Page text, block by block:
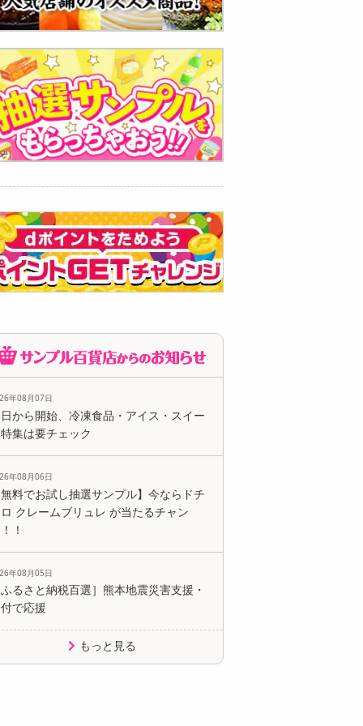
年08月07日
から開始、冷凍食品・アイス・スイー
集は要チェック
年08月06日
料でお試し抽選サンプル】今ならドチ
クレームブリュレ が当たるチャン
！
年08月05日
るさと納税百選］熊本地震災害支援・
で応援
もっと見る